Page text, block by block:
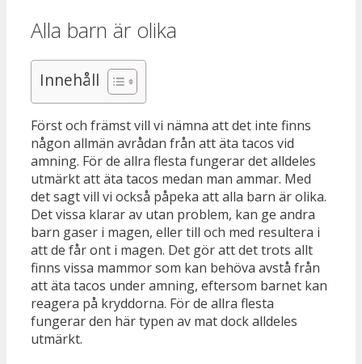
Alla barn är olika
Innehåll
Först och främst vill vi nämna att det inte finns
någon allmän avrådan från att äta tacos vid
amning. För de allra flesta fungerar det alldeles
utmärkt att äta tacos medan man ammar. Med
det sagt vill vi också påpeka att alla barn är olika.
Det vissa klarar av utan problem, kan ge andra
barn gaser i magen, eller till och med resultera i
att de får ont i magen. Det gör att det trots allt
finns vissa mammor som kan behöva avstå från
att äta tacos under amning, eftersom barnet kan
reagera på kryddorna. För de allra flesta
fungerar den här typen av mat dock alldeles
utmärkt.